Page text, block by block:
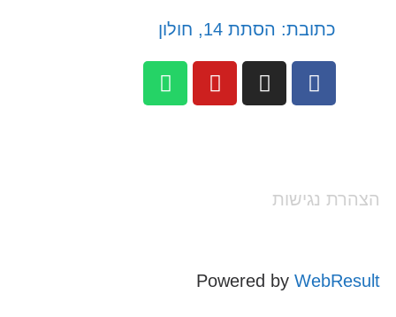
כתובת: הסתת 14, חולון
הצהרת נגישות
Powered byWebResult